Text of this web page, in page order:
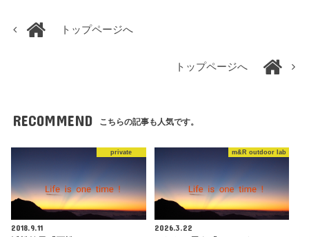
トップページへ
トップページへ
RECOMMEND こちらの記事も人気です。
private
2018.9.11
m&R outdoor lab
2026.3.22